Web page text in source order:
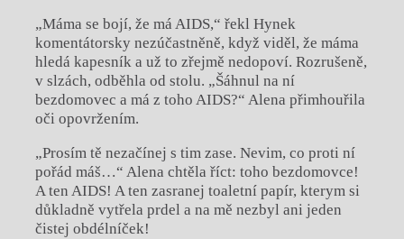
„Máma se bojí, že má AIDS,“ řekl Hynek
komentátorsky nezúčastněně, když viděl, že máma
hledá kapesník a už to zřejmě nedopoví. Rozrušeně,
v slzách, odběhla od stolu. „Šáhnul na ní
bezdomovec a má z toho AIDS?“ Alena přimhouřila
oči opovržením.
„Prosím tě nezačínej s tim zase. Nevim, co proti ní
pořád máš…“ Alena chtěla říct: toho bezdomovce!
A ten AIDS! A ten zasranej toaletní papír, kterym si
důkladně vytřela prdel a na mě nezbyl ani jeden
čistej obdélníček!